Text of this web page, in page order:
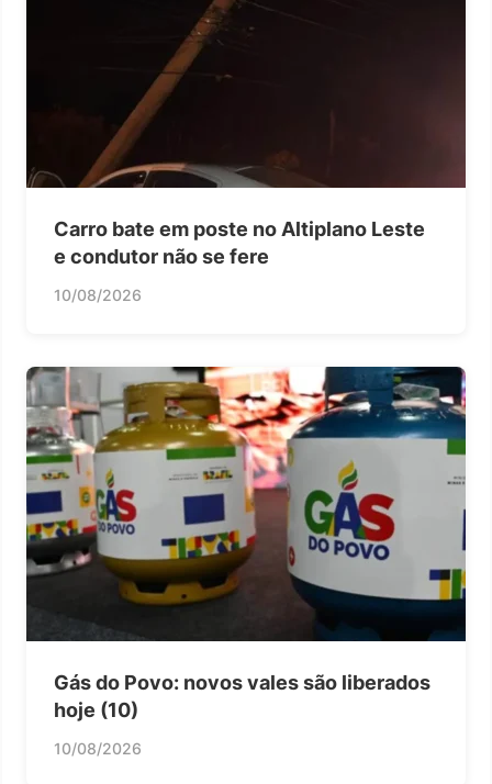
Carro bate em poste no Altiplano Leste
e condutor não se fere
10/08/2026
Gás do Povo: novos vales são liberados
hoje (10)
10/08/2026